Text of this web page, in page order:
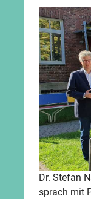
Dr. Stefan
sprach mit